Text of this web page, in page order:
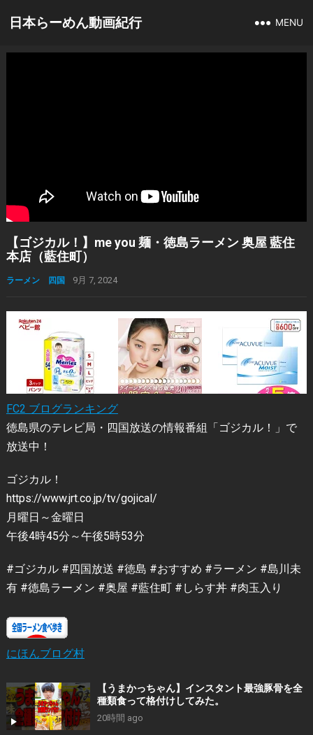
日本らーめん動画紀行 MENU
【ゴジカル！】me you 麺・徳島ラーメン 奥屋 藍住
本店（藍住町）
ラーメン 四国 9月 7, 2024
FC2 ブログランキング
徳島県のテレビ局・四国放送の情報番組「ゴジカル！」で
放送中！
ゴジカル！
https://www.jrt.co.jp/tv/gojical/
月曜日～金曜日
午後4時45分～午後5時53分
#ゴジカル #四国放送 #徳島 #おすすめ #ラーメン #島川未
有 #徳島ラーメン #奥屋 #藍住町 #しらす丼 #肉玉入り
にほんブログ村
【うまかっちゃん】インスタント最強豚骨を全
種類食って格付けしてみた。
20時間 ago